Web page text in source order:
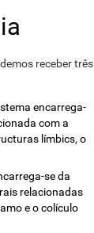
receber três
encarrega-
com a
límbics, o
se da
relacionadas
e o colículo